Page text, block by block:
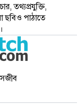
তথ্যপ্রযুক্তি,
ছবিও পাঠাতে